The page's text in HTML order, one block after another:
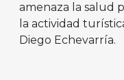
amenaza la salud
la actividad
Diego Echevarría.